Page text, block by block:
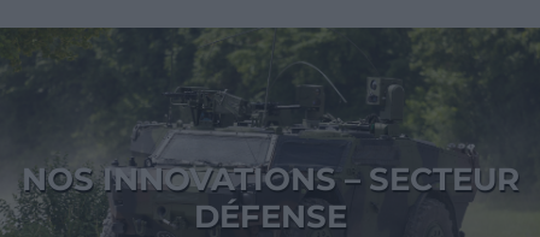
NOS INNOVATIONS – SECTEUR
DÉFENSE